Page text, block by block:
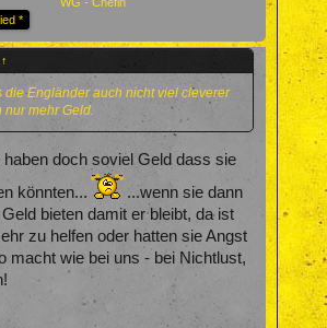
*
↑
die Engländer auch nicht viel cleverer
nur mehr Geld.
doch soviel Geld dass sie
könnten...
...wenn sie dann
bieten damit er bleibt, da ist
zu helfen oder hatten sie Angst
macht wie bei uns - bei Nichtlust,